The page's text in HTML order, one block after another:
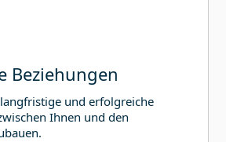
Beziehungen
und erfolgreiche
Ihnen und den